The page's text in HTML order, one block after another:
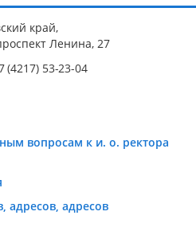
край,
Ленина, 27
вопросам к и. о. ректора
адресов, адресов